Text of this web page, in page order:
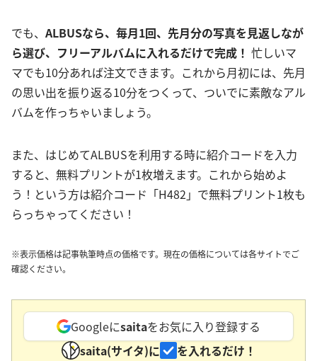
でも、 ALBUSなら、毎月1回、先月分の写真を見返しなが
ら選び、フリーアルバムに入れるだけで完成！ 忙しいマ
マでも10分あれば注文できます。これから月初には、先月
の思い出を振り返る10分をつくって、ついでに素敵なアル
バムを作っちゃいましょう。
また、はじめてALBUSを利用する時に紹介コードを入力
すると、無料プリントが1枚増えます。これから始めよ
う！という方は紹介コード「H482」で無料プリント1枚も
らっちゃってください！
※表示価格は記事執筆時点の価格です。現在の価格については各サイトでご
確認ください。
Googleにsaitaをお気に入り登録する
saita(サイタ)に
を入れるだけ！